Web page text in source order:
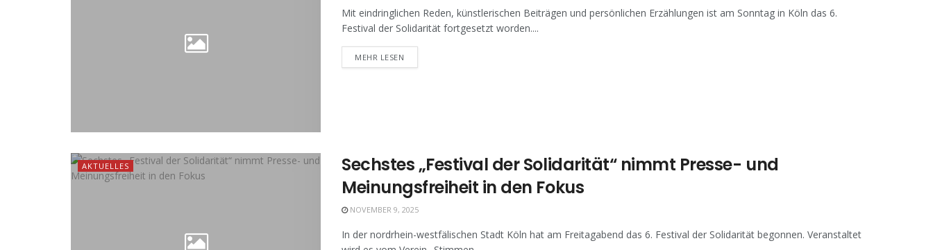
Mit eindringlichen Reden, künstlerischen Beiträgen und persönlichen Erzählungen ist am Sonntag in Köln das 6.
Festival der Solidarität fortgesetzt worden....
MEHR LESEN
AKTUELLES
Sechstes „Festival der Solidarität“ nimmt Presse- und
Meinungsfreiheit in den Fokus
NOVEMBER 9, 2025
In der nordrhein-westfälischen Stadt Köln hat am Freitagabend das 6. Festival der Solidarität begonnen. Veranstaltet